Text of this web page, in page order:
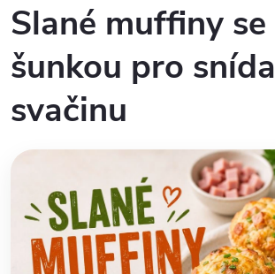
Slané muffiny se
šunkou pro
svačinu